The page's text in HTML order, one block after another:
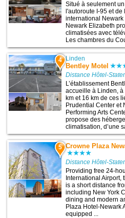
Situé à seulement
l'autoroute I-95 et de
international Newark
Newark Elizabeth
climatisées avec
Les chambres du
4 Linden
Bentley Motel
Distance Hôtel-
L’établissement
accueille à Linden,
km et 16 km de ces
Prudential Center et
Performing Arts
propose des
climatisation, d’une
5 Crowne Plaza
Distance Hôtel-
Providing free 24-
International Airport,
is a short distance
including New York
dining and modern
Plaza Hotel-Newark
equipped ...